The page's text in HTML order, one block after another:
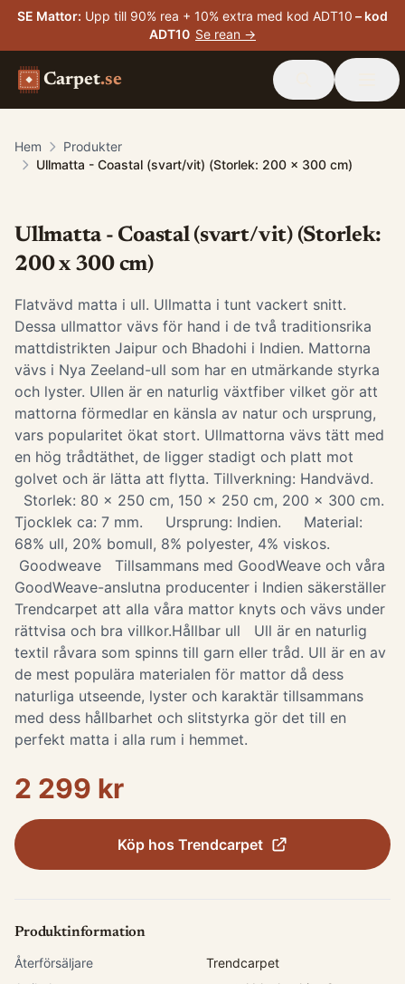
SE Mattor: Upp till 90% rea + 10% extra med kod ADT10 – kod
ADT10 Se rean →
Carpet.se
Hem
Produkter
Ullmatta - Coastal (svart/vit) (Storlek: 200 x 300 cm)
Ullmatta - Coastal (svart/vit) (Storlek:
200 x 300 cm)
Flatvävd matta i ull. Ullmatta i tunt vackert snitt.
Dessa ullmattor vävs för hand i de två traditionsrika
mattdistrikten Jaipur och Bhadohi i Indien. Mattorna
vävs i Nya Zeeland-ull som har en utmärkande styrka
och lyster. Ullen är en naturlig växtfiber vilket gör att
mattorna förmedlar en känsla av natur och ursprung,
vars popularitet ökat stort. Ullmattorna vävs tätt med
en hög trådtäthet, de ligger stadigt och platt mot
golvet och är lätta att flytta. Tillverkning: Handvävd.
Storlek: 80 x 250 cm, 150 x 250 cm, 200 x 300 cm.
Tjocklek ca: 7 mm. Ursprung: Indien. Material:
68% ull, 20% bomull, 8% polyester, 4% viskos.
Goodweave Tillsammans med GoodWeave och våra
GoodWeave-anslutna producenter i Indien säkerställer
Trendcarpet att alla våra mattor knyts och vävs under
rättvisa och bra villkor.Hållbar ull Ull är en naturlig
textil råvara som spinns till garn eller tråd. Ull är en av
de mest populära materialen för mattor då dess
naturliga utseende, lyster och karaktär tillsammans
med dess hållbarhet och slitstyrka gör det till en
perfekt matta i alla rum i hemmet.
2 299 kr
Köp hos Trendcarpet
Produktinformation
Återförsäljare
Trendcarpet